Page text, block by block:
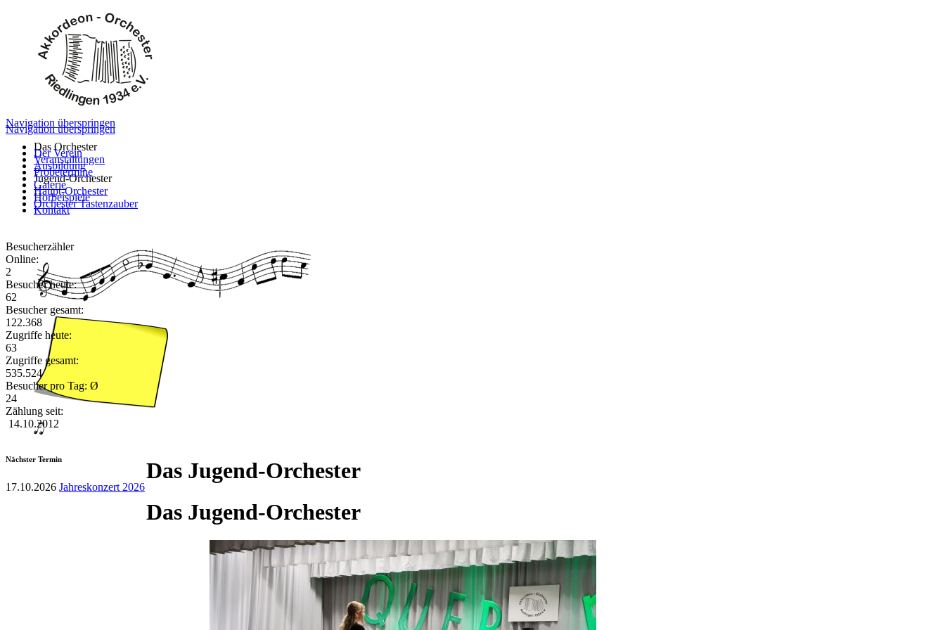
Navigation überspringen
Der Verein
Ausbildung
Jugend-Orchester
Haupt-Orchester
Orchester Tastenzauber
Nächster Termin
17.10.2026 Jahreskonzert 2026
Navigation überspringen
Das Orchester
Veranstaltungen
Probetermine
Galerie
Hörbeispiele
Kontakt
Besucherzähler
Online:
2
Besucher heute:
62
Besucher gesamt:
122.368
Zugriffe heute:
63
Zugriffe gesamt:
535.524
Besucher pro Tag: Ø
24
Zählung seit:
14.10.2012
Das Jugend-Orchester
Das Jugend-Orchester